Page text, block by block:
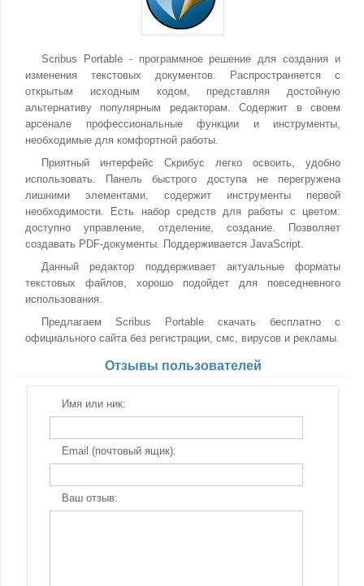
Scribus Portable - программное решение для создания и
изменения текстовых документов. Распространяется с
открытым исходным кодом, представляя достойную
альтернативу популярным редакторам. Содержит в своем
арсенале профессиональные функции и инструменты,
необходимые для комфортной работы.
Приятный интерфейс Скрибус легко освоить, удобно
использовать. Панель быстрого доступа не перегружена
лишними элементами, содержит инструменты первой
необходимости. Есть набор средств для работы с цветом:
доступно управление, отделение, создание. Позволяет
создавать PDF-документы. Поддерживается JavaScript.
Данный редактор поддерживает актуальные форматы
текстовых файлов, хорошо подойдет для повседневного
использования.
Предлагаем Scribus Portable скачать бесплатно с
официального сайта без регистрации, смс, вирусов и рекламы.
Отзывы пользователей
Имя или ник:
Email (почтовый ящик):
Ваш отзыв: